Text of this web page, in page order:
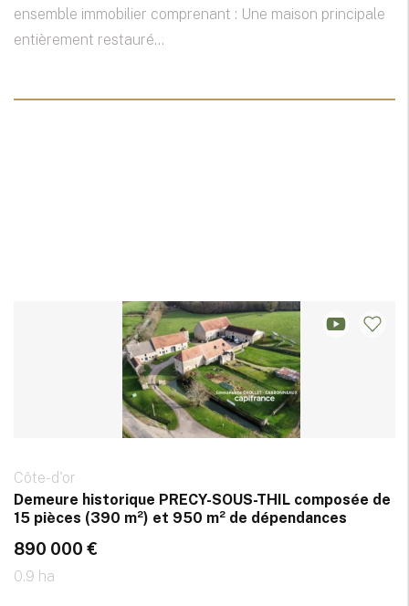
ensemble immobilier comprenant : Une maison principale
entièrement restauré...
Côte-d'or
Demeure historique PRECY-SOUS-THIL composée de
15 pièces (390 m²) et 950 m² de dépendances
890 000 €
0.9 ha